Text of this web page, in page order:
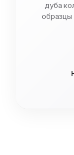
дуба
образцы